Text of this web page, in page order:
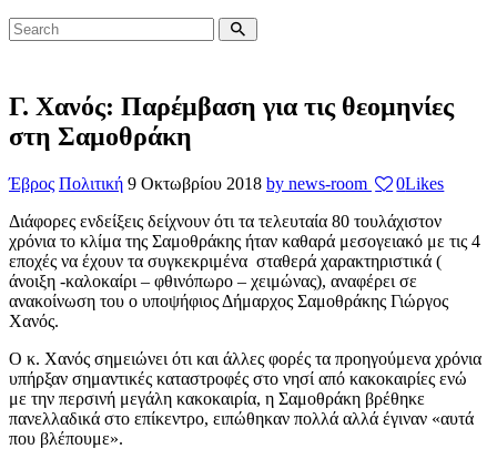
Γ. Χανός: Παρέμβαση για τις θεομηνίες
στη Σαμοθράκη
Έβρος Πολιτική 9 Οκτωβρίου 2018 by news-room 0Likes
Διάφορες ενδείξεις δείχνουν ότι τα τελευταία 80 τουλάχιστον
χρόνια το κλίμα της Σαμοθράκης ήταν καθαρά μεσογειακό με τις 4
εποχές να έχουν τα συγκεκριμένα σταθερά χαρακτηριστικά (
άνοιξη -καλοκαίρι – φθινόπωρο – χειμώνας), αναφέρει σε
ανακοίνωση του ο υποψήφιος Δήμαρχος Σαμοθράκης Γιώργος
Χανός.
Ο κ. Χανός σημειώνει ότι και άλλες φορές τα προηγούμενα χρόνια
υπήρξαν σημαντικές καταστροφές στο νησί από κακοκαιρίες ενώ
με την περσινή μεγάλη κακοκαιρία, η Σαμοθράκη βρέθηκε
πανελλαδικά στο επίκεντρο, ειπώθηκαν πολλά αλλά έγιναν «αυτά
που βλέπουμε».